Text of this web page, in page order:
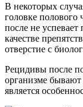
В некоторых
головке полового
после не
качестве
отверстие с
Рецидивы после
организме
является